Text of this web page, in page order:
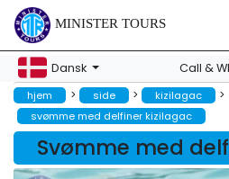
MINISTER TOURS
Dansk Call &
hjem > side > kizilagac >
svømme med delfiner kizilagac
Svømme med